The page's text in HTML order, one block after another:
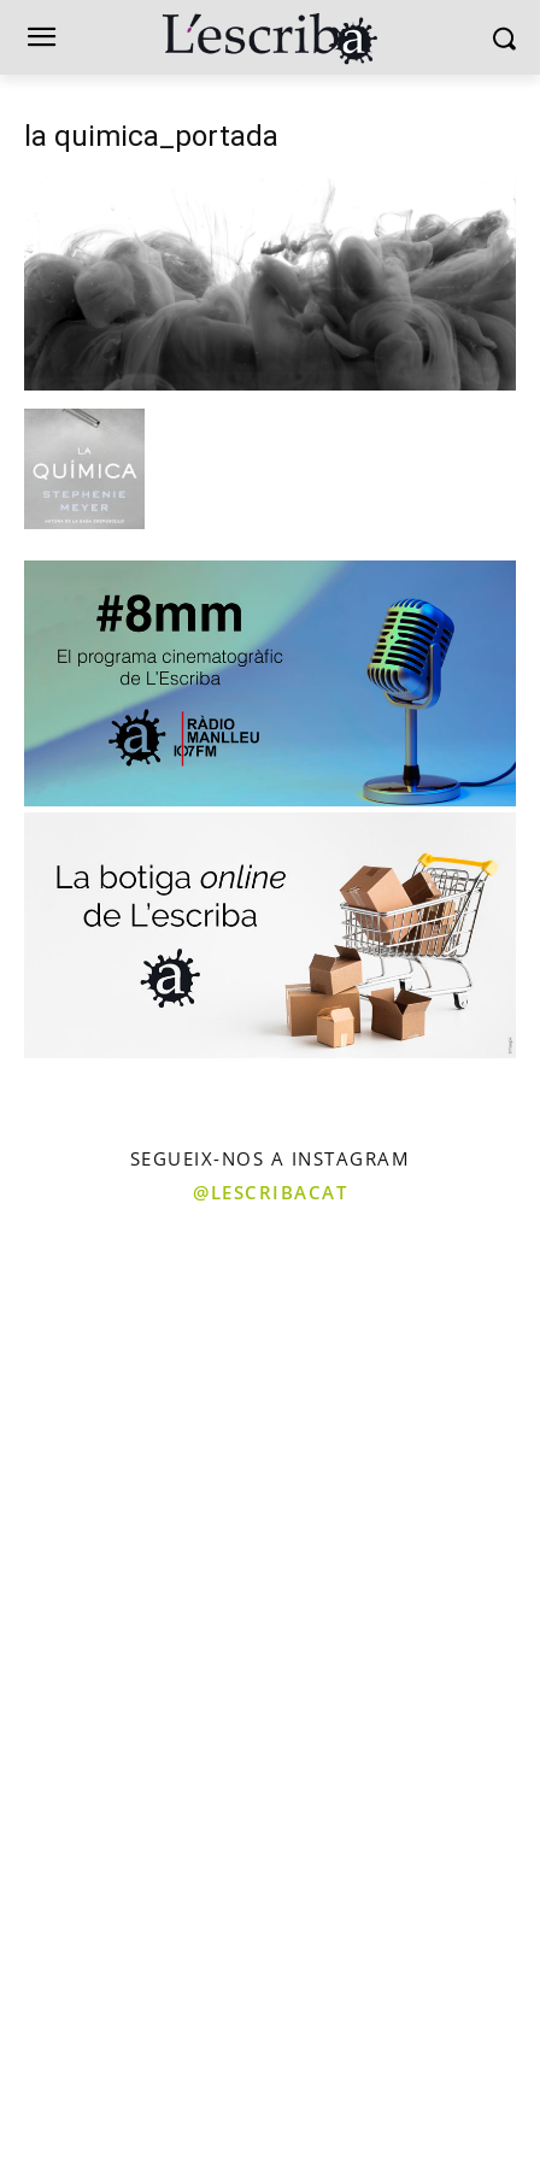
la quimica_portada
SEGUEIX-NOS A INSTAGRAM
@LESCRIBACAT